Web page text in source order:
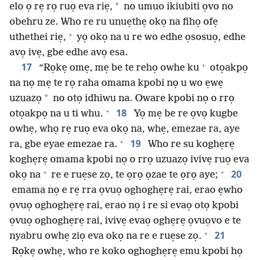
elo ọ rẹ rọ ruọ eva riẹ, * no umuo ikiubiti ọvo no
obehru ze. Who re ru unuẹthẹ okọ na fihọ ofẹ
uthethei riẹ, + yọ okọ na u re wo edhe ọsosuọ, edhe
avọ ivẹ, gbe edhe avọ esa.
17 “Rọkẹ omẹ, mẹ be te rehọ owhe ku + otọakpọ
na nọ mẹ te rọ raha omama kpobi nọ u wo ẹwẹ
uzuazọ * no otọ idhiwu na. Oware kpobi nọ o rrọ
otọakpọ na u ti whu. + 18
Yọ mẹ be re ọvọ kugbe
owhẹ, whọ rẹ ruọ eva okọ na, whẹ, emezae ra, aye
ra, gbe eyae emezae ra. + 19
Who re su koghẹrẹ
koghẹrẹ omama kpobi nọ o rrọ uzuazọ ivivẹ ruọ eva
okọ na + re e ruẹse zọ, te ọrọ ọzae te ọrọ aye; + 20
emama nọ e rẹ rra ọvuọ oghoghẹrẹ rai, erao ẹwho
ọvuọ oghoghẹrẹ rai, erao nọ i re si evaọ otọ kpobi
ọvuọ oghoghẹrẹ rai, ivivẹ evaọ oghẹrẹ ọvuọvo e te
nyabru owhẹ ziọ eva okọ na re e ruẹse zọ. + 21
Rọkẹ owhẹ, who re koko oghoghẹrẹ emu kpobi họ